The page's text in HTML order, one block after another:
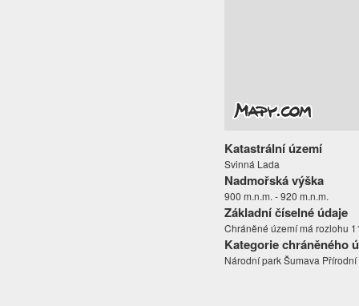
Katastrální území
Svinná Lada
Nadmořská výška
900 m.n.m. - 920 m.n.m.
Základní číselné údaje
Chráněné území má rozlohu
Kategorie chráněného
Národní park Šumava